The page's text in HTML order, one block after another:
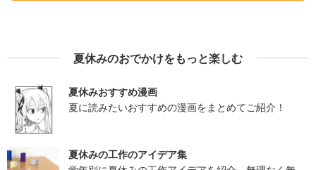
夏休みのおでかけをもっと楽しむ
夏休みおすすめ漫画
夏に読みたいおすすめの漫画をまとめてご紹介！
夏休みの工作のアイデア集